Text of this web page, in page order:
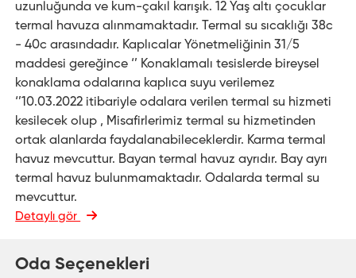
uzunluğunda ve kum-çakıl karışık. 12 Yaş altı çocuklar
termal havuza alınmamaktadır. Termal su sıcaklığı 38c
- 40c arasındadır. Kaplıcalar Yönetmeliğinin 31/5
maddesi gereğince ‘’ Konaklamalı tesislerde bireysel
konaklama odalarına kaplıca suyu verilemez
‘’10.03.2022 itibariyle odalara verilen termal su hizmeti
kesilecek olup , Misafirlerimiz termal su hizmetinden
ortak alanlarda faydalanabileceklerdir. Karma termal
havuz mevcuttur. Bayan termal havuz ayrıdır. Bay ayrı
termal havuz bulunmamaktadır. Odalarda termal su
mevcuttur.
Detaylı gör
Oda Seçenekleri